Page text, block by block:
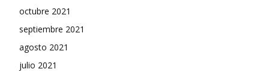
octubre 2021
septiembre 2021
agosto 2021
julio 2021